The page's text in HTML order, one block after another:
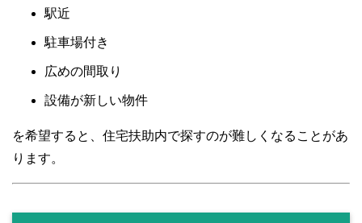
駅近
駐車場付き
広めの間取り
設備が新しい物件
を希望すると、住宅扶助内で探すのが難しくなることがあ
ります。